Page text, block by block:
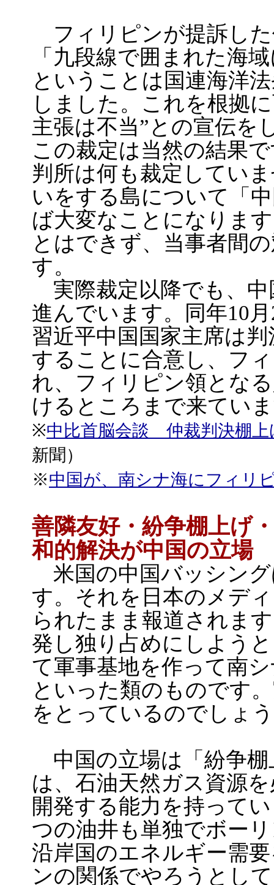
フィリピンが提訴した
「九段線で囲まれた海
ということは国連海洋
しました。これを根拠
主張は不当”との宣伝を
この裁定は当然の結果
判所は何も裁定してい
いをする島について「
ば大変なことになりま
とはできず、当事者間
す。
実際裁定以降でも、
進んでいます。同年10
習近平中国国家主席は
することに合意し、フ
れ、フィリピン領とな
けるところまで来てい
※中比首脳会談 仲裁判決棚
新聞）
※中国が、南シナ海にフィリ
善隣友好・紛争棚上げ
和的解決が中国の立場
米国の中国バッシン
す。それを日本のメデ
られたまま報道されま
発し独り占めにしよう
て軍事基地を作って南
といった類のものです
をとっているのでしょ
中国の立場は「紛争棚
は、石油天然ガス資源
開発する能力を持って
つの油井も単独でボー
沿岸国のエネルギー需
ンの関係でやろうとし